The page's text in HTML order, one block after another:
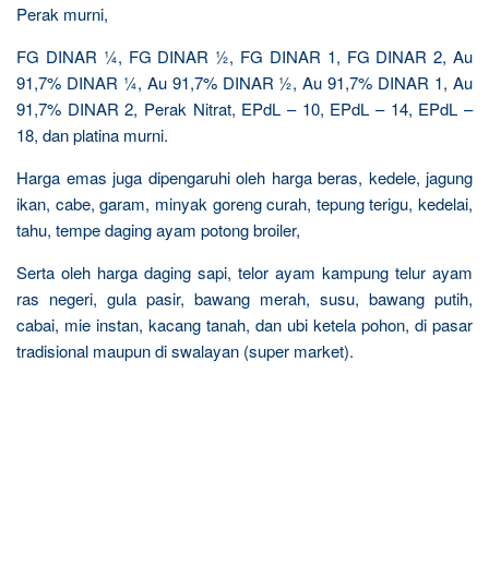
Perak murni,
FG DINAR ¼, FG DINAR ½, FG DINAR 1, FG DINAR 2, Au
91,7% DINAR ¼, Au 91,7% DINAR ½, Au 91,7% DINAR 1, Au
91,7% DINAR 2, Perak Nitrat, EPdL – 10, EPdL – 14, EPdL –
18, dan platina murni.
Harga emas juga dipengaruhi oleh harga beras, kedele, jagung
ikan, cabe, garam, minyak goreng curah, tepung terigu, kedelai,
tahu, tempe daging ayam potong broiler,
Serta oleh harga daging sapi, telor ayam kampung telur ayam
ras negeri, gula pasir, bawang merah, susu, bawang putih,
cabai, mie instan, kacang tanah, dan ubi ketela pohon, di pasar
tradisional maupun di swalayan (super market).